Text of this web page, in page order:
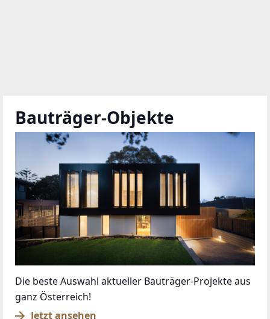
Bauträger-Objekte
Die beste Auswahl aktueller Bauträger-Projekte aus
ganz Österreich!
Jetzt ansehen